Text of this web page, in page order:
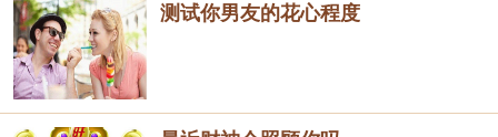
测试你男友的花心程度